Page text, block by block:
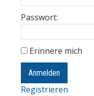
Passwort:
Erinnere mich
Anmelden
Registrieren